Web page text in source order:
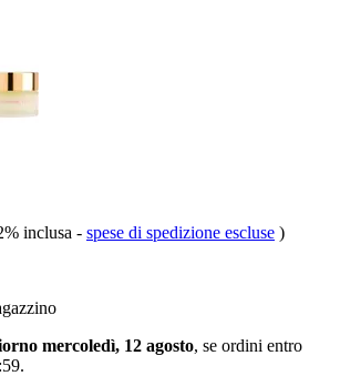
inclusa - spese di spedizione escluse )
mercoledì, 12 agosto, se ordini entro
.